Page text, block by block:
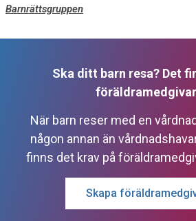
Barnrättsgruppen
Ska ditt barn resa? Det
När barn reser med en
någon annan än
finns det krav på
Skapa